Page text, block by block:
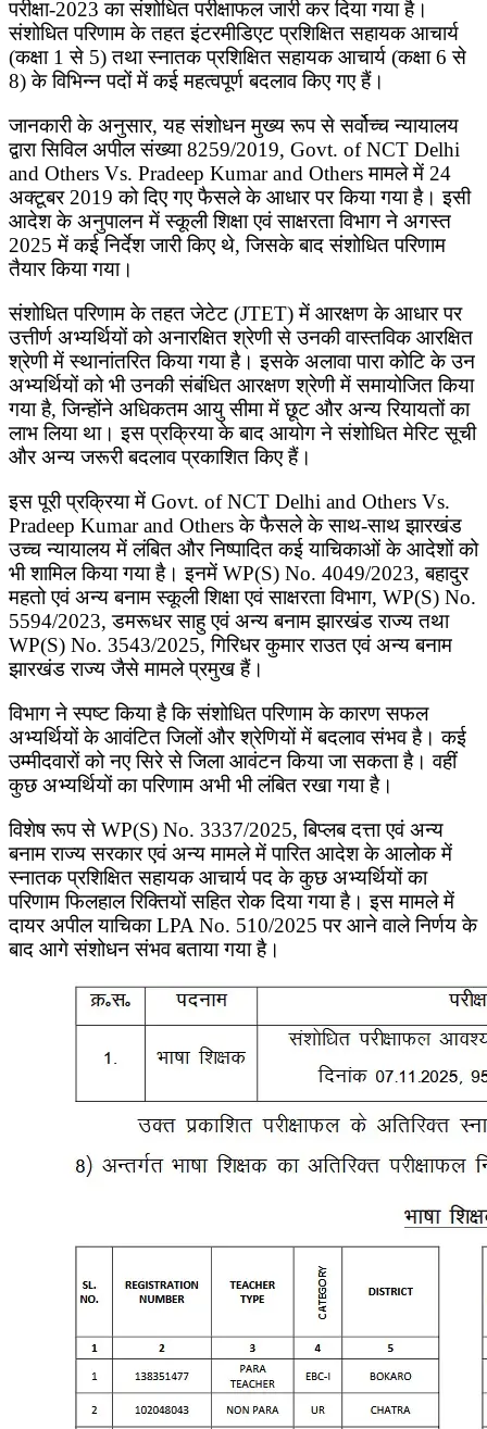
परीक्षा-2023 का संशोधित परीक्षाफल जारी कर दिया गया है।
संशोधित परिणाम के तहत इंटरमीडिएट प्रशिक्षित सहायक आचार्य
(कक्षा 1 से 5) तथा स्नातक प्रशिक्षित सहायक आचार्य (कक्षा 6 से
8) के विभिन्न पदों में कई महत्वपूर्ण बदलाव किए गए हैं।
जानकारी के अनुसार, यह संशोधन मुख्य रूप से सर्वोच्च न्यायालय
द्वारा सिविल अपील संख्या 8259/2019, Govt. of NCT Delhi
and Others Vs. Pradeep Kumar and Others मामले में 24
अक्टूबर 2019 को दिए गए फैसले के आधार पर किया गया है। इसी
आदेश के अनुपालन में स्कूली शिक्षा एवं साक्षरता विभाग ने अगस्त
2025 में कई निर्देश जारी किए थे, जिसके बाद संशोधित परिणाम
तैयार किया गया।
संशोधित परिणाम के तहत जेटेट (JTET) में आरक्षण के आधार पर
उत्तीर्ण अभ्यर्थियों को अनारक्षित श्रेणी से उनकी वास्तविक आरक्षित
श्रेणी में स्थानांतरित किया गया है। इसके अलावा पारा कोटि के उन
अभ्यर्थियों को भी उनकी संबंधित आरक्षण श्रेणी में समायोजित किया
गया है, जिन्होंने अधिकतम आयु सीमा में छूट और अन्य रियायतों का
लाभ लिया था। इस प्रक्रिया के बाद आयोग ने संशोधित मेरिट सूची
और अन्य जरूरी बदलाव प्रकाशित किए हैं।
इस पूरी प्रक्रिया में Govt. of NCT Delhi and Others Vs.
Pradeep Kumar and Others के फैसले के साथ-साथ झारखंड
उच्च न्यायालय में लंबित और निष्पादित कई याचिकाओं के आदेशों को
भी शामिल किया गया है। इनमें WP(S) No. 4049/2023, बहादुर
महतो एवं अन्य बनाम स्कूली शिक्षा एवं साक्षरता विभाग, WP(S) No.
5594/2023, डमरूधर साहु एवं अन्य बनाम झारखंड राज्य तथा
WP(S) No. 3543/2025, गिरिधर कुमार राउत एवं अन्य बनाम
झारखंड राज्य जैसे मामले प्रमुख हैं।
विभाग ने स्पष्ट किया है कि संशोधित परिणाम के कारण सफल
अभ्यर्थियों के आवंटित जिलों और श्रेणियों में बदलाव संभव है। कई
उम्मीदवारों को नए सिरे से जिला आवंटन किया जा सकता है। वहीं
कुछ अभ्यर्थियों का परिणाम अभी भी लंबित रखा गया है।
विशेष रूप से WP(S) No. 3337/2025, बिप्लब दत्ता एवं अन्य
बनाम राज्य सरकार एवं अन्य मामले में पारित आदेश के आलोक में
स्नातक प्रशिक्षित सहायक आचार्य पद के कुछ अभ्यर्थियों का
परिणाम फिलहाल रिक्तियों सहित रोक दिया गया है। इस मामले में
दायर अपील याचिका LPA No. 510/2025 पर आने वाले निर्णय के
बाद आगे संशोधन संभव बताया गया है।